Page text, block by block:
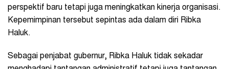
perspektif baru tetapi juga meningkatkan kinerja organisasi.
Kepemimpinan tersebut sepintas ada dalam diri Ribka
Haluk.
Sebagai penjabat gubernur, Ribka Haluk tidak sekadar